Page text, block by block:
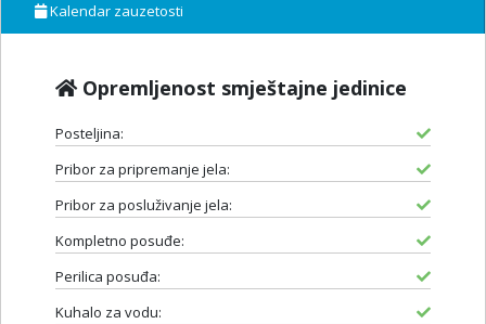
Kalendar zauzetosti
Opremljenost smještajne jedinice
Posteljina:
Pribor za pripremanje jela:
Pribor za posluživanje jela:
Kompletno posuđe:
Perilica posuđa:
Kuhalo za vodu: